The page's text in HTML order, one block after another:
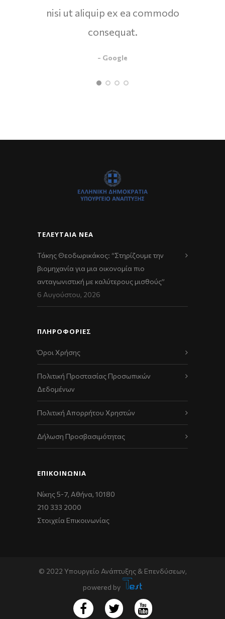
nisi ut aliquip ex ea commodo
consequat.
- Google
ΤΕΛΕΥΤΑΊΑ ΝΈΑ
Τάκης Θεοδωρικάκος: “Στηρίζουμε την
βιομηχανία για μια οικονομία πιο
ανταγωνιστική με καλύτερους μισθούς”
6 Αυγούστου, 2026
ΠΛΗΡΟΦΟΡΙΕΣ
Όροι Χρήσης
Πολιτική Προστασίας Προσωπικών
Δεδομένων
Πολιτική Απορρήτου Χρηστών
Δήλωση Προσβασιμότητας
ΕΠΙΚΟΙΝΩΝΊΑ
Νίκης 5-7, Αθήνα, 10180
210 333 2000
Στοιχεία Επικοινωνίας
© 2022 Υπουργείο Ανάπτυξης & Επενδύσεων,
powered by